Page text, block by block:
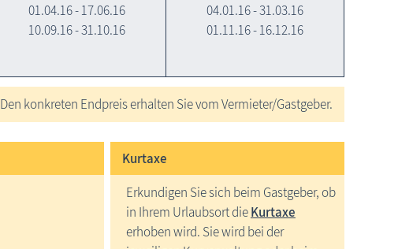
01.04.16 - 17.06.16
10.09.16 - 31.10.16
04.01.16 - 31.03.16
01.11.16 - 16.12.16
Den konkreten Endpreis erhalten Sie vom Vermieter/Gastgeber.
Kurtaxe
Erkundigen Sie sich beim Gastgeber, ob
in Ihrem Urlaubsort dieKurtaxe
erhoben wird. Sie wird bei der